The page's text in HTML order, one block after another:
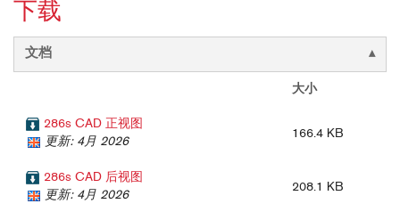
下载
文档
大小
286s CAD 正视图
更新: 4月 2026
166.4 KB
286s CAD 后视图
更新: 4月 2026
208.1 KB